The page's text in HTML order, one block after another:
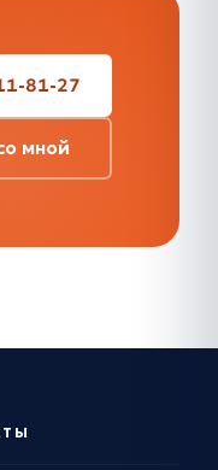
81-27
мной